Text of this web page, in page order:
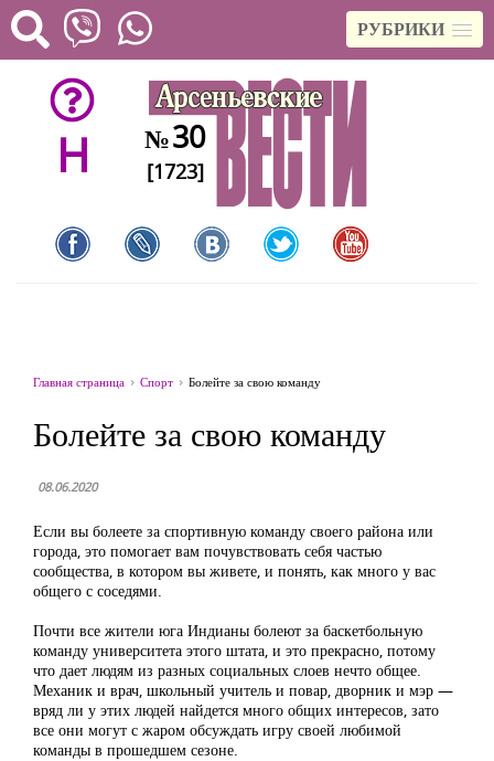
РУБРИКИ
H №30
[1723]
Главная страница Спорт Болейте за свою команду
Болейте за свою команду
08.06.2020
Если вы болеете за спортивную команду своего района или
города, это помогает вам почувствовать себя частью
сообщества, в котором вы живете, и понять, как много у вас
общего с соседями.
Почти все жители юга Индианы болеют за баскетбольную
команду университета этого штата, и это прекрасно, потому
что дает людям из разных социальных слоев нечто общее.
Механик и врач, школьный учитель и повар, дворник и мэр —
вряд ли у этих людей найдется много общих интересов, зато
все они могут с жаром обсуждать игру своей любимой
команды в прошедшем сезоне.